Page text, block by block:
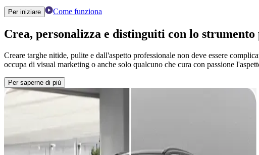
Per iniziare Come funziona
Crea, personalizza e distinguiti con lo strumento
Creare targhe nitide, pulite e dall'aspetto professionale non deve essere
occupa di visual marketing o anche solo qualcuno che cura con passione
Per saperne di più